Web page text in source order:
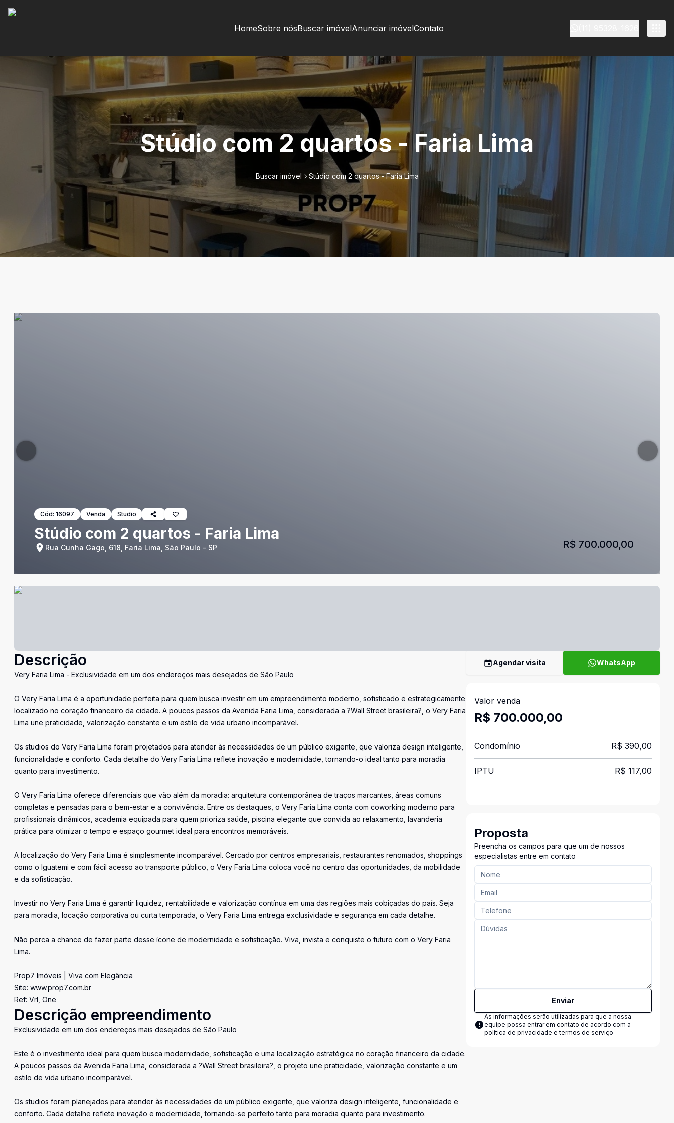
HomeSobre nósBuscar imóvelAnunciar imóvelContato
Stúdio com 2 quartos - Faria Lima
Buscar imóvel Stúdio com 2 quartos - Faria Lima
Cód: 16097 Venda Studio
Stúdio com 2 quartos - Faria Lima
Rua Cunha Gago, 618, Faria Lima, São Paulo - SP R$ 700.000,00
Descrição
Very Faria Lima - Exclusividade em um dos endereços mais desejados de São Paulo
O Very Faria Lima é a oportunidade perfeita para quem busca investir em um empreendimento moderno, sofisticado e estrategicamente
localizado no coração financeiro da cidade. A poucos passos da Avenida Faria Lima, considerada a ?Wall Street brasileira?, o Very Faria
Lima une praticidade, valorização constante e um estilo de vida urbano incomparável.
Os studios do Very Faria Lima foram projetados para atender às necessidades de um público exigente, que valoriza design inteligente,
funcionalidade e conforto. Cada detalhe do Very Faria Lima reflete inovação e modernidade, tornando-o ideal tanto para moradia
quanto para investimento.
O Very Faria Lima oferece diferenciais que vão além da moradia: arquitetura contemporânea de traços marcantes, áreas comuns
completas e pensadas para o bem-estar e a convivência. Entre os destaques, o Very Faria Lima conta com coworking moderno para
profissionais dinâmicos, academia equipada para quem prioriza saúde, piscina elegante que convida ao relaxamento, lavanderia
prática para otimizar o tempo e espaço gourmet ideal para encontros memoráveis.
A localização do Very Faria Lima é simplesmente incomparável. Cercado por centros empresariais, restaurantes renomados, shoppings
como o Iguatemi e com fácil acesso ao transporte público, o Very Faria Lima coloca você no centro das oportunidades, da mobilidade
e da sofisticação.
Investir no Very Faria Lima é garantir liquidez, rentabilidade e valorização contínua em uma das regiões mais cobiçadas do país. Seja
para moradia, locação corporativa ou curta temporada, o Very Faria Lima entrega exclusividade e segurança em cada detalhe.
Não perca a chance de fazer parte desse ícone de modernidade e sofisticação. Viva, invista e conquiste o futuro com o Very Faria
Lima.
Prop7 Imóveis | Viva com Elegância
Site: www.prop7.com.br
Ref: Vrl, One
Descrição empreendimento
Exclusividade em um dos endereços mais desejados de São Paulo
Este é o investimento ideal para quem busca modernidade, sofisticação e uma localização estratégica no coração financeiro da cidade.
A poucos passos da Avenida Faria Lima, considerada a ?Wall Street brasileira?, o projeto une praticidade, valorização constante e um
estilo de vida urbano incomparável.
Os studios foram planejados para atender às necessidades de um público exigente, que valoriza design inteligente, funcionalidade e
conforto. Cada detalhe reflete inovação e modernidade, tornando-se perfeito tanto para moradia quanto para investimento.
Agendar visita WhatsApp
Valor venda
R$ 700.000,00
Condomínio R$ 390,00
IPTU R$ 117,00
Proposta
Preencha os campos para que um de nossos
especialistas entre em contato
Enviar
As informações serão utilizadas para que a nossa
equipe possa entrar em contato de acordo com a
política de privacidade e termos de serviço